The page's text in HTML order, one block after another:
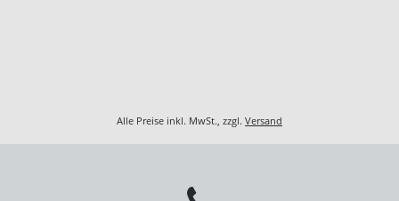
Alle Preise inkl. MwSt., zzgl. Versand